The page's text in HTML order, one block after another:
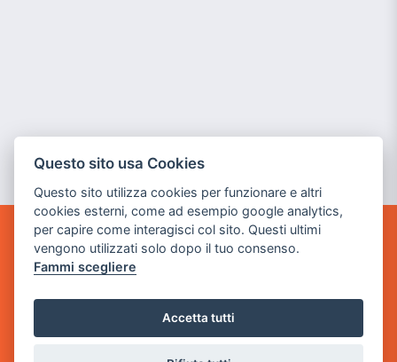
POWER GAME SRL
- 25014 Castenedolo, Brescia
Questo sito usa Cookies
Questo sito utilizza cookies per funzionare e altri
cookies esterni, come ad esempio google analytics,
per capire come interagisci col sito. Questi ultimi
vengono utilizzati solo dopo il tuo consenso.
Fammi scegliere
Accetta tutti